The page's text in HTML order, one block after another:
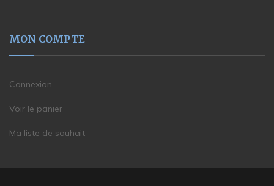
MON COMPTE
Connexion
Voir le panier
Ma liste de souhait